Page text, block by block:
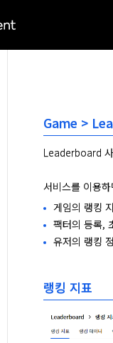
Game >
Leaderboard
서비스를 이용
게임의 랭킹
팩터의 등록,
유저의 랭킹
랭킹 지표